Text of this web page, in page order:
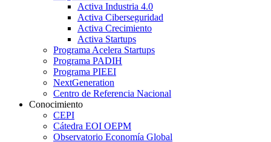
Activa Industria 4.0
Activa Ciberseguridad
Activa Crecimiento
Activa Startups
Programa Acelera Startups
Programa PADIH
Programa PIEEI
NextGeneration
Centro de Referencia Nacional
Conocimiento
CEPI
Cátedra EOI OEPM
Observatorio Economía Global